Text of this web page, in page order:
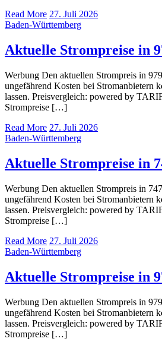
Read More 27. Juli 2026
Baden-Württemberg
Aktuelle Strompreise in
Werbung Den aktuellen Strompreis in
ungefährend Kosten bei Stromanbietern
lassen. Preisvergleich: powered by
Strompreise […]
Read More 27. Juli 2026
Baden-Württemberg
Aktuelle Strompreise in
Werbung Den aktuellen Strompreis in
ungefährend Kosten bei Stromanbietern
lassen. Preisvergleich: powered by
Strompreise […]
Read More 27. Juli 2026
Baden-Württemberg
Aktuelle Strompreise in
Werbung Den aktuellen Strompreis in
ungefährend Kosten bei Stromanbietern
lassen. Preisvergleich: powered by
Strompreise […]